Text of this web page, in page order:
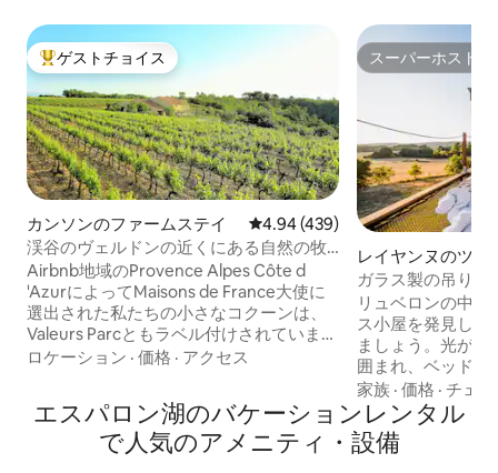
大好評のゲストチョイスです。
ゲストチョイス
カンソンのファームステイ レビュー439件、5つ星中4.94つ
4.94 (439)
渓谷のヴェルドンの近くにある自然の牧
草地
Airbnb地域のProvence Alpes Côte d
'AzurによってMaisons de France大使に
選出された私たちの小さなコクーンは、
Valeurs Parcともラベル付けされていま
す。 生態学的な材料（石灰、麻、木材、
想的です。それは非常に新鮮で健康的で
す。低い渓谷とラバンディンの畑の間に
あるヴェルドンの国を発見するのに理想
的な場所で、ブドウやオリーブの木に囲
ロケーション · 価格 · アクセス
スーパーホスト
スーパーホスト
レイヤンヌのツリ
ガラス製の吊り下
パノラマビュー
リュベロンの中
ス小屋を発見して
ましょう。光が
囲まれ、ベッドの
を眺めることができます。
ペース： • 眺めの
ド •トラバーチン
インシャワー • リラックスできる吊り下
家族 ·価格 ·チェ
エスパロン湖のバケーションレンタル
で人気のアメニティ・設備